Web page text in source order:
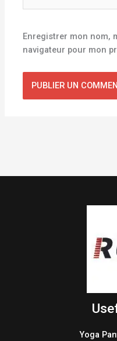
Enregistrer mon nom,
navigateur pour mon
Yoga